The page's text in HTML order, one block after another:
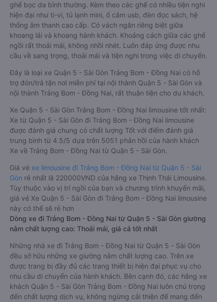
ghế bọc da bình thường. Kèm theo các ghế có nhiều tiện nghi
hiện đại như ti-vi, tủ lạnh mini, ổ cắm usb, đèn đọc sách, hệ
thống âm thanh cao cấp. Có vách ngăn riêng biệt giữa
khoang lái và khoang hành khách. Khoảng cách giữa các ghế
ngồi rất thoải mái, không nhồi nhét. Luôn đáp ứng được nhu
cầu về sang trọng, thoải mái và tiện nghi trong việc di chuyển.
Đây là loại xe Quận 5 - Sài Gòn Trảng Bom - Đồng Nai có hỗ
trợ đón/trả tận nơi miễn phí tại nội thành Quận 5 - Sài Gòn và
nội thành Trảng Bom - Đồng Nai, rất thuận tiện cho du khách.
Xe Quận 5 - Sài Gòn Trảng Bom - Đồng Nai limousine tốt nhất:
Xe từ Quận 5 - Sài Gòn đi Trảng Bom - Đồng Nai limousine
được đánh giá chung có chất lượng Tốt với điểm đánh giá
trung bình từ 4.5/5 dựa trên 5051 phản hồi của hành khách
Xe về Trảng Bom - Đồng Nai từ Quận 5 - Sài Gòn.
Giá vé xe limousine đi Trảng Bom - Đồng Nai từ Quận 5 - Sài
Gòn rẻ nhất là 220000VND của hãng xe Thịnh Thái Limousine.
Tùy thuộc vào vị trí ngồi của bạn và chương trình khuyến mãi,
giá vé Xe Quận 5 - Sài Gòn đi Trảng Bom - Đồng Nai limousine
này có thể sẽ rẻ hơn
Dòng xe đi Trảng Bom - Đồng Nai từ Quận 5 - Sài Gòn giường
nằm chất lượng cao: Thoải mái, giá cả tốt nhất
Những nhà xe đi Trảng Bom - Đồng Nai từ Quận 5 - Sài Gòn
đều sở hữu những xe giường nằm chất lượng cao. Trên xe
được trang bị đầy đủ các trang thiết bị hiện đại phục vụ cho
nhu cầu di chuyển của hành khách. Bên cạnh đó, các hãng xe
khách Quận 5 - Sài Gòn Trảng Bom - Đồng Nai luôn chú trọng
đến chất lượng dịch vụ, không ngừng cải thiện để mang đến